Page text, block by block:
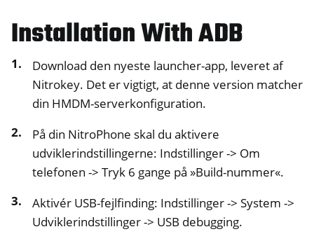
Installation With ADB
Download den nyeste launcher-app, leveret af
Nitrokey. Det er vigtigt, at denne version matcher
din HMDM-serverkonfiguration.
På din NitroPhone skal du aktivere
udviklerindstillingerne: Indstillinger -> Om
telefonen -> Tryk 6 gange på »Build-nummer«.
Aktivér USB-fejlfinding: Indstillinger -> System ->
Udviklerindstillinger -> USB debugging.